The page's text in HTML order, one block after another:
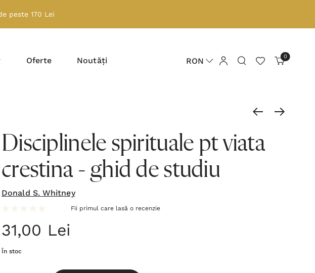
peste 170 Lei
Oferte Noutăți RON 0
Disciplinele spirituale pt viata
crestina - ghid de studiu
Donald S. Whitney
Fii primul care lasă o recenzie
31,00 Lei
În stoc